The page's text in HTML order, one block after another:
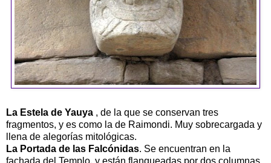
La Estela de Yauya , de la que se conservan tres
fragmentos, y es como la de Raimondi. Muy sobrecargada y
llena de alegorías mitológicas.
La Portada de las Falcónidas. Se encuentran en la
fachada del Templo, y están flanqueadas por dos columnas